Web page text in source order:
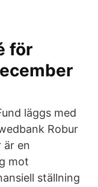
för
läggs med
Robur
är en
mot
ställning